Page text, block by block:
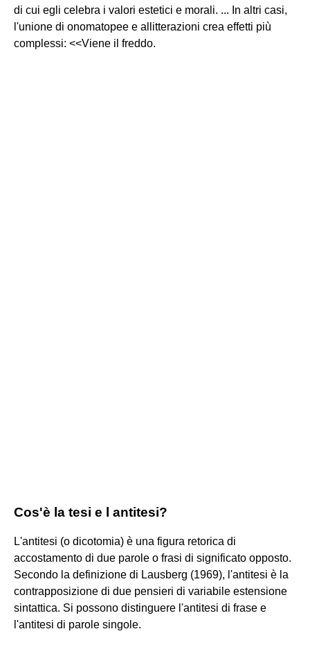
di cui egli celebra i valori estetici e morali. ... In altri casi,
l'unione di onomatopee e allitterazioni crea effetti più
complessi: <<Viene il freddo.
Cos'è la tesi e l antitesi?
L'antitesi (o dicotomia) è una figura retorica di
accostamento di due parole o frasi di significato opposto.
Secondo la definizione di Lausberg (1969), l'antitesi è la
contrapposizione di due pensieri di variabile estensione
sintattica. Si possono distinguere l'antitesi di frase e
l'antitesi di parole singole.